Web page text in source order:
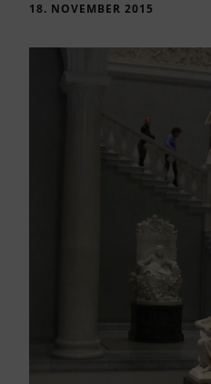
18. NOVEMBER 2015